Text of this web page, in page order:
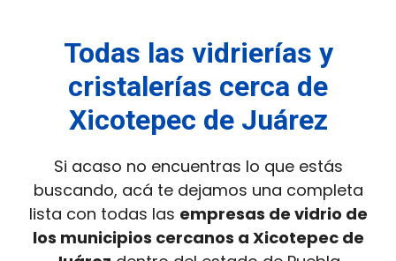
Todas las vidrierías y
cristalerías cerca de
Xicotepec de Juárez
Si acaso no encuentras lo que estás
buscando, acá te dejamos una completa
lista con todas las empresas de vidrio de
los municipios cercanos a Xicotepec de